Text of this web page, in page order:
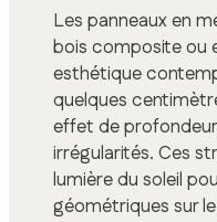
Les panneaux en
bois composite ou
esthétique
quelques
effet de
irrégularités. Ces
lumière du soleil
géométriques sur